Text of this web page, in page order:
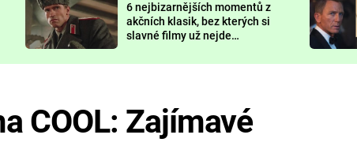
DEADPOOL
6 nejbizarnějších momentů z
akčních klasik, bez kterých si
slavné filmy už nejde
COOL: Zajímavé